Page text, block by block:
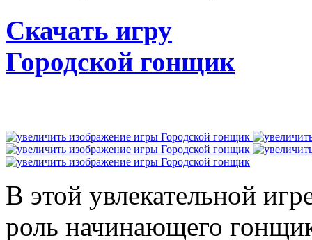
Скачать игру
Городской гонщик
В этой увлекательной
роль начинающего